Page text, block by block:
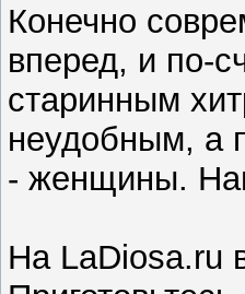
Конечно
вперед, и по-
старинным
неудобным, а
- женщины.
На LaDiosa.ru